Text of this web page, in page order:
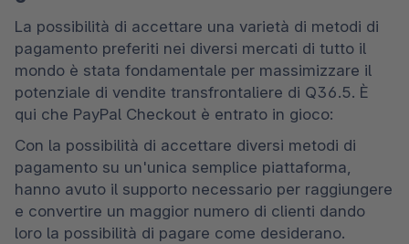
La possibilità di accettare una varietà di metodi di
pagamento preferiti nei diversi mercati di tutto il
mondo è stata fondamentale per massimizzare il
potenziale di vendite transfrontaliere di Q36.5. È
qui che PayPal Checkout è entrato in gioco:
Con la possibilità di accettare diversi metodi di
pagamento su un'unica semplice piattaforma,
hanno avuto il supporto necessario per raggiungere
e convertire un maggior numero di clienti dando
loro la possibilità di pagare come desiderano.